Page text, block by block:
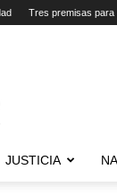
Tres premisas para
JUSTICIA